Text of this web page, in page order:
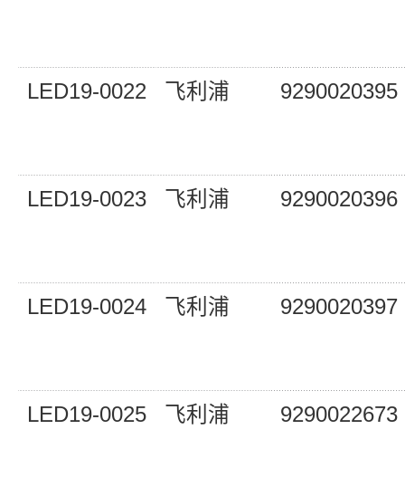
LED19-0022 飞利浦 9290020395
LED19-0023 飞利浦 9290020396
LED19-0024 飞利浦 9290020397
LED19-0025 飞利浦 9290022673